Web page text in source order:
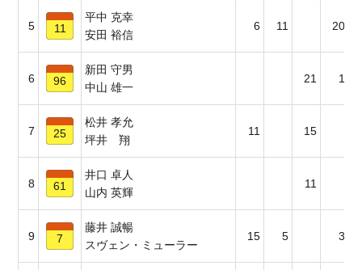
5 11
平中 克幸
安田 裕信
6 11 20
6 96
新田 守男
中山 雄一
21 1
7 25
松井 孝允
坪井 翔
11 15
8 61
井口 卓人
山内 英輝
11
9 7
藤井 誠暢
スヴェン・ミューラー
15 5 3